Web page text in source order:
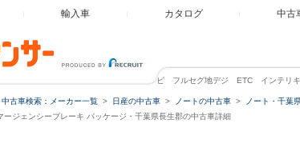
輸入車 カタログ 中古
X エマージェンシーブレーキ パッケージ ナビ フルセグ地デジ ETC イン
中古車検索：メーカー一覧 日産の中古車 ノートの中古車 ノート・千葉
ージェンシーブレーキ パッケージ・千葉県長生郡の中古車詳細